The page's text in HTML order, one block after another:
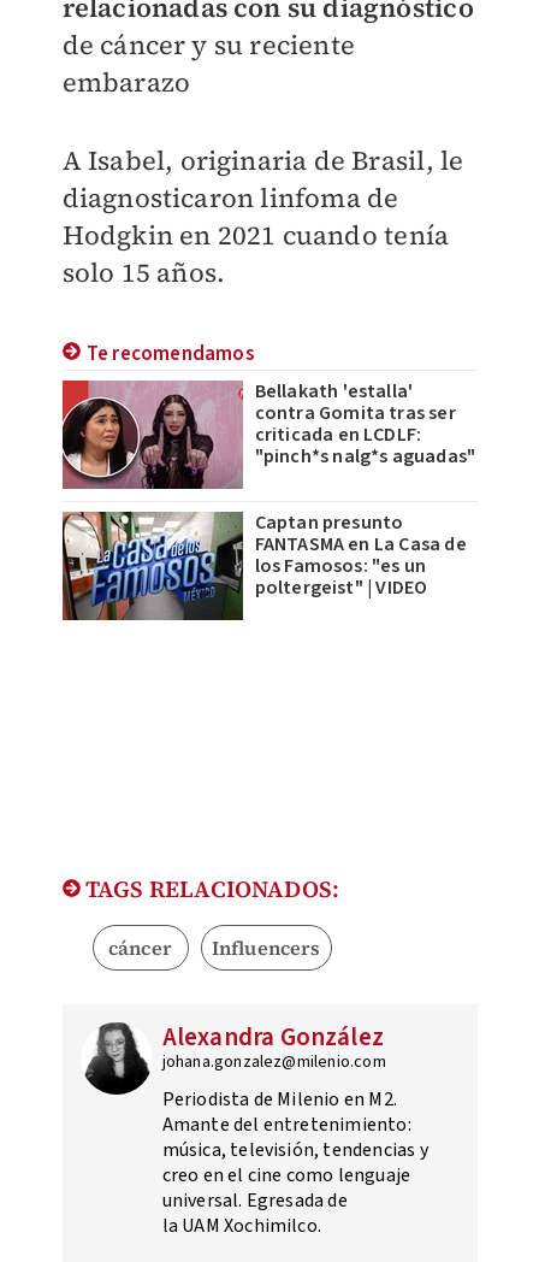
relacionadas con su diagnóstico
de cáncer y su reciente
embarazo
A Isabel, originaria de Brasil, le
diagnosticaron linfoma de
Hodgkin en 2021 cuando tenía
solo 15 años.
Te recomendamos
Bellakath 'estalla'
contra Gomita tras ser
criticada en LCDLF:
"pinch*s nalg*s aguadas"
Captan presunto
FANTASMA en La Casa de
los Famosos: "es un
poltergeist" | VIDEO
TAGS RELACIONADOS:
cáncer Influencers
Alexandra González
johana.gonzalez@milenio.com
Periodista de Milenio en M2.
Amante del entretenimiento:
música, televisión, tendencias y
creo en el cine como lenguaje
universal. Egresada de
la UAM Xochimilco.